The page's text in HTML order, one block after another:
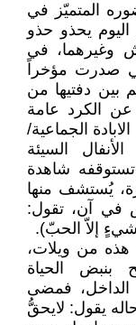
بحضوره المتميّز في
يحذو حذو
وغيرهما، في
صدرت مؤخراً
لغبار الطّلع)(2)، تضم بين دفتيها من
الكرد عامة
الجماعية/
السيئة
شاهدة
يُستشف منها
في آن، تقول:
إلاّ الحبّ).
هذه من ويلات،
الحياة
الداخل، فمضى
يقول: لايحقُّ